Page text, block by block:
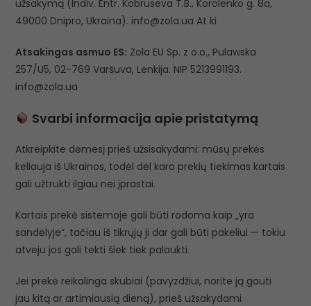
užsakymą (Indiv. Entr. Kobruseva T.B., Korolenko g. 8a,
49000 Dnipro, Ukraina). info@zola.ua At ki
Atsakingas asmuo ES: Zola EU Sp. z o.o., Pulawska
257/U5, 02-769 Varšuva, Lenkija. NIP 5213991193.
info@zola.ua
Svarbi informacija apie pristatymą
Atkreipkite dėmesį prieš užsisakydami: mūsų prekės
keliauja iš Ukrainos, todėl dėl karo prekių tiekimas kartais
gali užtrukti ilgiau nei įprastai.
Kartais prekė sistemoje gali būti rodoma kaip „yra
sandėlyje”, tačiau iš tikrųjų ji dar gali būti pakeliui — tokiu
atveju jos gali tekti šiek tiek palaukti.
Jei prekė reikalinga skubiai (pavyzdžiui, norite ją gauti
jau kitą ar artimiausią dieną), prieš užsakydami